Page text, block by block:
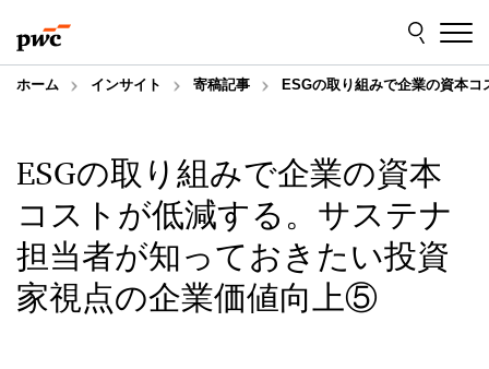
to
content
to
footer
ホーム インサイト 寄稿記事 ESGの取り組みで企業の資本
ESGの取り組みで企業の資本
コストが低減する。サステナ
担当者が知っておきたい投資
家視点の企業価値向上⑤